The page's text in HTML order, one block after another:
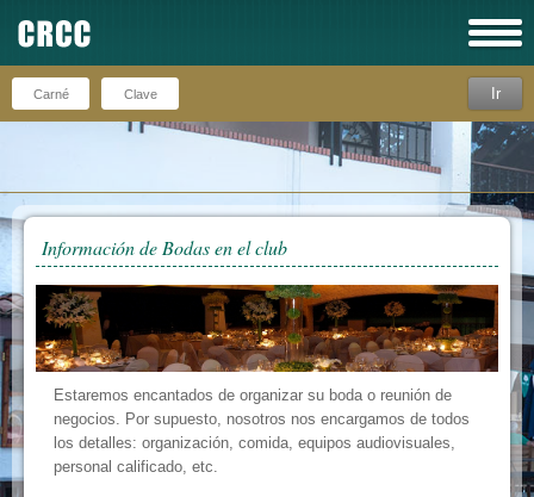
Ir
Información de Bodas en el club
Estaremos encantados de organizar su boda o reunión de
negocios. Por supuesto, nosotros nos encargamos de todos
los detalles: organización, comida, equipos audiovisuales,
personal calificado, etc.